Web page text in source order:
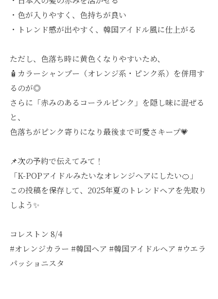
・色が入りやすく、色持ちが良い
・トレンド感が出やすく、韓国アイドル風に仕上がる
ただし、色落ち時に黄色くなりやすいため、
🧴カラーシャンプー（オレンジ系・ピンク系）を併用す
るのが◎
さらに「赤みのあるコーラルピンク」を隠し味に混ぜる
と、
色落ちがピンク寄りになり最後まで可愛さキープ💗
📌次の予約で伝えてみて！
「K-POPアイドルみたいなオレンジヘアにしたい🍊」
この投稿を保存して、2025年夏のトレンドヘアを先取り
しよう✨
コレストン 8/4
#オレンジカラー #韓国ヘア #韓国アイドルヘア #ウエラ
パッショニスタ